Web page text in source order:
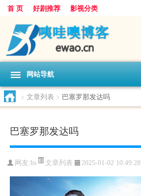
首 页 好剧推荐 影视分类
网站导航
> 文章列表 > 巴塞罗那发达吗
巴塞罗那发达吗
网友:bs 文章列表 2025-01-02 10:49:28